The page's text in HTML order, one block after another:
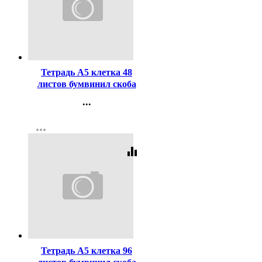
Тетрадь А5 клетка 48
листов бумвинил скоба
арт 48Т5бвВ1
...
Регистрация
more_horiz
equalizer
Тетрадь А5 клетка 96